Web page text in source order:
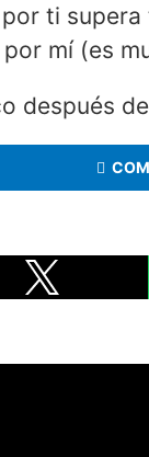
ti
mí (es
después